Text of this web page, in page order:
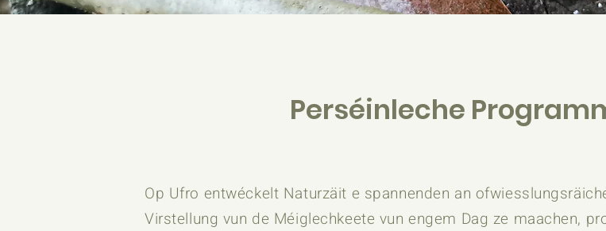
Perséinleche
Op Ufro entwéckelt Naturzäit e spannenden an
Virstellung vun de Méiglechkeete vun engem Dag ze maachen,